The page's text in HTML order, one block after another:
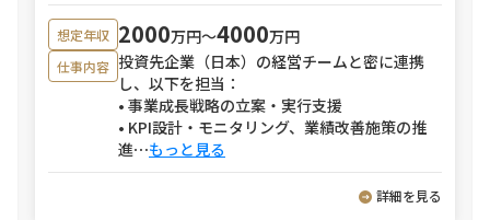
想定年収 2000万円〜4000万円
仕事内容 投資先企業（日本）の経営チームと密に連携
し、以下を担当：
• 事業成長戦略の立案・実行支援
• KPI設計・モニタリング、業績改善施策の推
進⋯もっと見る
詳細を見る